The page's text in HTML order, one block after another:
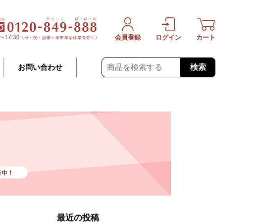
お問い合わせ 検索
会員登録 ログイン カート
最近の投稿